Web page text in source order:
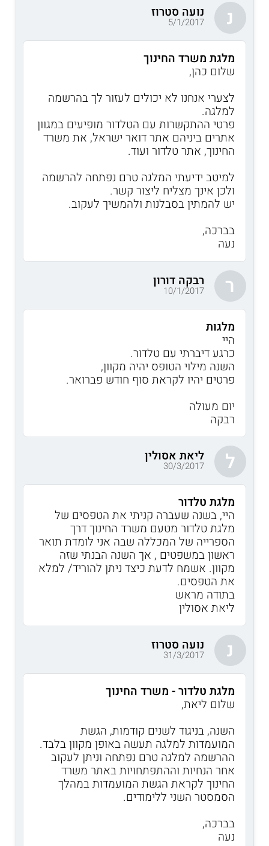
נ נועה סטרוז
5/1/2017
מלגת משרד החינוך
שלום כהן,
לצערי אנחנו לא יכולים לעזור לך בהרשמה
למלגה.
פרטי ההתקשרות עם הטלדור מופיעים במגוון
אתרים ביניהם אתר דואר ישראל, את משרד
החינוך, אתר טלדור ועוד.
למיטב ידיעתי המלגה טרם נפתחה להרשמה
ולכן אינך מצליח ליצור קשר.
יש להמתין בסבלנות ולהמשיך לעקוב.
בברכה,
נעה
ר רבקה דורון
10/1/2017
מלגות
היי
כרגע דיברתי עם טלדור.
השנה מילוי הטופס יהיה מקוון,
פרטים יהיו לקראת סוף חודש פברואר.
יום מעולה
רבקה
ל ליאת אסולין
30/3/2017
מלגת טלדור
היי, בשנה שעברה קניתי את הטפסים של
מלגת טלדור מטעם משרד החינוך דרך
הספרייה של המכללה שבה אני לומדת תואר
ראשון במשפטים , אך השנה הבנתי שזה
מקוון. אשמח לדעת כיצד ניתן להוריד/ למלא
את הטפסים.
בתודה מראש
ליאת אסולין
נ נועה סטרוז
31/3/2017
מלגת טלדור - משרד החינוך
שלום ליאת,
השנה, בניגוד לשנים קודמות, הגשת
המועמדות למלגה תעשה באופן מקוון בלבד.
ההרשמה למלגה טרם נפתחה וניתן לעקוב
אחר הנחיות וההתפתחויות באתר משרד
החינוך לקראת הגשת המועמדות במהלך
הסמסטר השני ללימודים.
בברכה,
נעה